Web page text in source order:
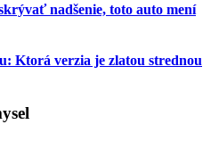
nadšenie, toto auto mení
Ktorá verzia je zlatou strednou